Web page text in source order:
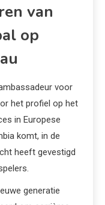
van
op
voor
het profiel op het
in Europese
komt, in de
heeft gevestigd
generatie